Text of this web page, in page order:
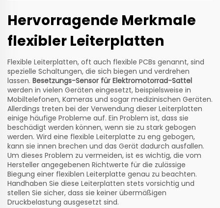
Hervorragende Merkmale
flexibler Leiterplatten
Flexible Leiterplatten, oft auch flexible PCBs genannt, sind
spezielle Schaltungen, die sich biegen und verdrehen
lassen. Besetzungs-Sensor für Elektromotorrad-Sattel
werden in vielen Geräten eingesetzt, beispielsweise in
Mobiltelefonen, Kameras und sogar medizinischen Geräten.
Allerdings treten bei der Verwendung dieser Leiterplatten
einige häufige Probleme auf. Ein Problem ist, dass sie
beschädigt werden können, wenn sie zu stark gebogen
werden. Wird eine flexible Leiterplatte zu eng gebogen,
kann sie innen brechen und das Gerät dadurch ausfallen.
Um dieses Problem zu vermeiden, ist es wichtig, die vom
Hersteller angegebenen Richtwerte für die zulässige
Biegung einer flexiblen Leiterplatte genau zu beachten.
Handhaben Sie diese Leiterplatten stets vorsichtig und
stellen Sie sicher, dass sie keiner übermäßigen
Druckbelastung ausgesetzt sind.